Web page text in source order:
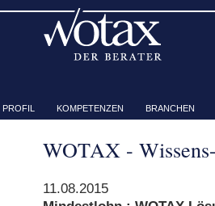
PROFIL KOMPETENZEN BRANCHEN
WOTAX -
11.08.2015